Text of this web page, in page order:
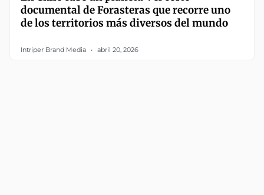
documental de Forasteras que recorre uno
de los territorios más diversos del mundo
Intriper Brand Media abril 20, 2026